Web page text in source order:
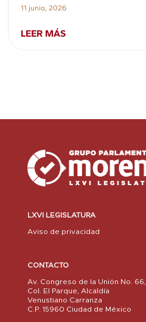
11 junio, 2026
LEER MÁS
LXVI LEGISLATURA
Aviso de privacidad
CONTACTO
Av. Congreso de la Unión No. 66,
Col. El Parque, Alcaldía
Venustiano Carranza
C.P. 15960 Ciudad de México